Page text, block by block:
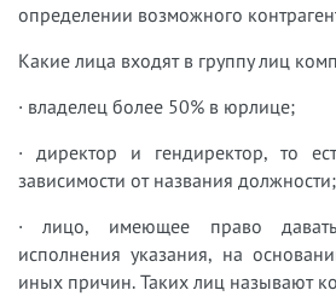
определении возможного
Какие лица входят в группу лиц
· владелец более 50% в юрлице;
· директор и гендиректор, то
зависимости от названия должности;
· лицо, имеющее право
исполнения указания, на
иных причин. Таких лиц называют